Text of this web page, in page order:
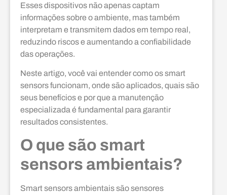
Esses dispositivos não apenas captam
informações sobre o ambiente, mas também
interpretam e transmitem dados em tempo real,
reduzindo riscos e aumentando a confiabilidade
das operações.
Neste artigo, você vai entender como os smart
sensors funcionam, onde são aplicados, quais são
seus benefícios e por que a manutenção
especializada é fundamental para garantir
resultados consistentes.
O que são smart
sensors ambientais?
Smart sensors ambientais são sensores